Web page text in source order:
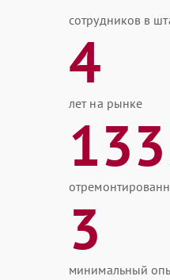
сотрудников в
4
лет на рынке
3
минимальный